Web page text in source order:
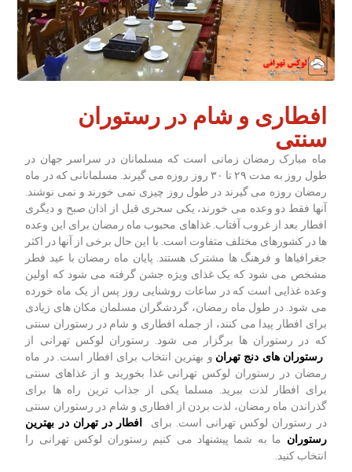
افطاری و شام در رستوران
سنتی
ماه مبارک رمضان زمانی است که مسلمانان در سراسر جهان در
طول روز به مدت ۲۹ تا ۳۰ روز روزه می گیرند. مسلمانانی که در ماه
رمضان روزه می گیرند در طول روز چیزی نمی خورند و نمی نوشند.
آنها فقط دو وعده می خورند، یکی سحری قبل از اذان صبح و دیگری
افطار بعد از غروب آفتاب. غذاهای محبوب ماه رمضان برای این وعده
ها در کشورهای مختلف متفاوت است. با این حال برخی از آنها در اکثر
جغرافیاها و فرهنگ ها مشترک هستند. پایان ماه رمضان با عید فطر
مشخص می شود که یک غذای ویژه جشن گرفته می شود که اولین
وعده غذایی است که در ساعات روشنایی روز پس از یک ماه خورده
می شود. در طول ماه رمضان، گردشگران مسلمان مکان های زیادی
برای افطار پیدا می کنند، از جمله افطاری و شام در رستوران سنتی
که در رستوران ها برگزار می شود. رستوران لوکس تهرانی از
رستوران های دنج تهران و بهترین انتخاب برای افطار است. در ماه
رمضان در رستوران لوکس تهرانی غذا بخورید و از غذاهای سنتی
برای افطار لذت ببرید. مسلما یکی از جذاب ترین راه ها برای
گذراندن ماه رمضان، لذت بردن از افطاری و شام در رستوران سنتی
در رستوران لوکس تهرانی است. برای
افطار در تهران در بهترین
رستوران ما به شما پیشنهاد می کنیم رستوران لوکس تهرانی را
انتخاب کنید.